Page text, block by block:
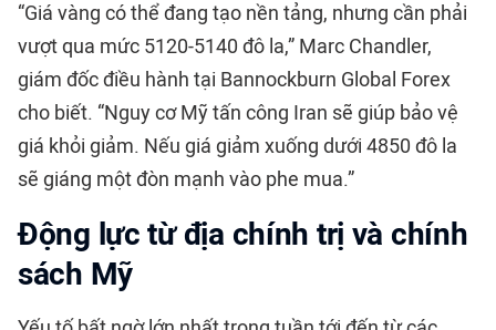
“Giá vàng có thể đang tạo nền tảng, nhưng cần phải
vượt qua mức 5120-5140 đô la,” Marc Chandler,
giám đốc điều hành tại Bannockburn Global Forex
cho biết. “Nguy cơ Mỹ tấn công Iran sẽ giúp bảo vệ
giá khỏi giảm. Nếu giá giảm xuống dưới 4850 đô la
sẽ giáng một đòn mạnh vào phe mua.”
Động lực từ địa chính trị và chính
sách Mỹ